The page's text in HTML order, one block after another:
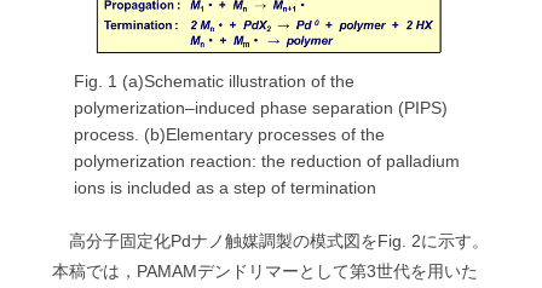
Fig. 1 (a)Schematic illustration of the
polymerization–induced phase separation (PIPS)
process. (b)Elementary processes of the
polymerization reaction: the reduction of palladium
ions is included as a step of termination
高分子固定化Pdナノ触媒調製の模式図をFig. 2に示す。
本稿では，PAMAMデンドリマーとして第3世代を用いた